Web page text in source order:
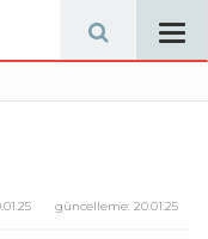
güncelleme: 20.01.25